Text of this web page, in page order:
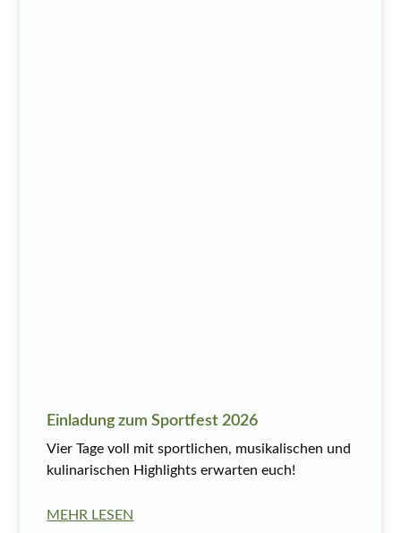
Einladung zum Sportfest 2026
Vier Tage voll mit sportlichen, musikalischen und
kulinarischen Highlights erwarten euch!
MEHR LESEN